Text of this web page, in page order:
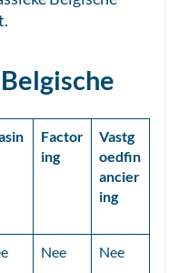
Factor
ing
Vastg
oedfin
ancier
ing
Nee Nee